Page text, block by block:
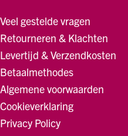
Veel gestelde vragen
Retourneren & Klachten
Levertijd & Verzendkosten
Betaalmethodes
Algemene voorwaarden
Cookieverklaring
Privacy Policy